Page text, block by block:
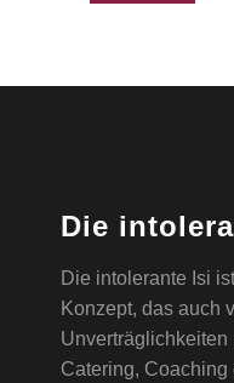
Die
Die intolerante Isi
Konzept, das auch
Unverträglichkeiten
Catering,